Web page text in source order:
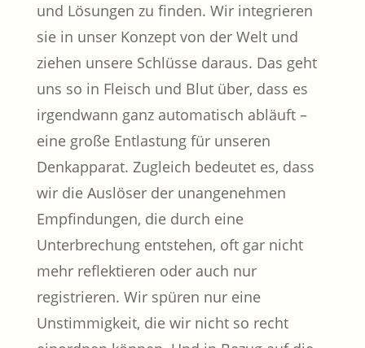
und Lösungen zu finden. Wir integrieren
sie in unser Konzept von der Welt und
ziehen unsere Schlüsse daraus. Das geht
uns so in Fleisch und Blut über, dass es
irgendwann ganz automatisch abläuft –
eine große Entlastung für unseren
Denkapparat. Zugleich bedeutet es, dass
wir die Auslöser der unangenehmen
Empfindungen, die durch eine
Unterbrechung entstehen, oft gar nicht
mehr reflektieren oder auch nur
registrieren. Wir spüren nur eine
Unstimmigkeit, die wir nicht so recht